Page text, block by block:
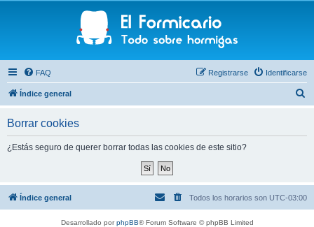
FAQ Identificarse
Registrarse
Índice general
Borrar cookies
¿Estás seguro de querer borrar todas las cookies de este sitio?
Índice general Todos los horarios son UTC-03:00
Desarrollado porphpBB® Forum Software © phpBB Limited